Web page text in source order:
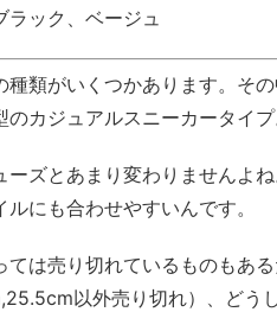
ラック、ベージュ
種類がいくつかあります。そ
カジュアルスニーカータイプ
ーズとあまり変わりませんよ
にも合わせやすいんです。
ては売り切れているものもあ
以外売り切れ）、どう